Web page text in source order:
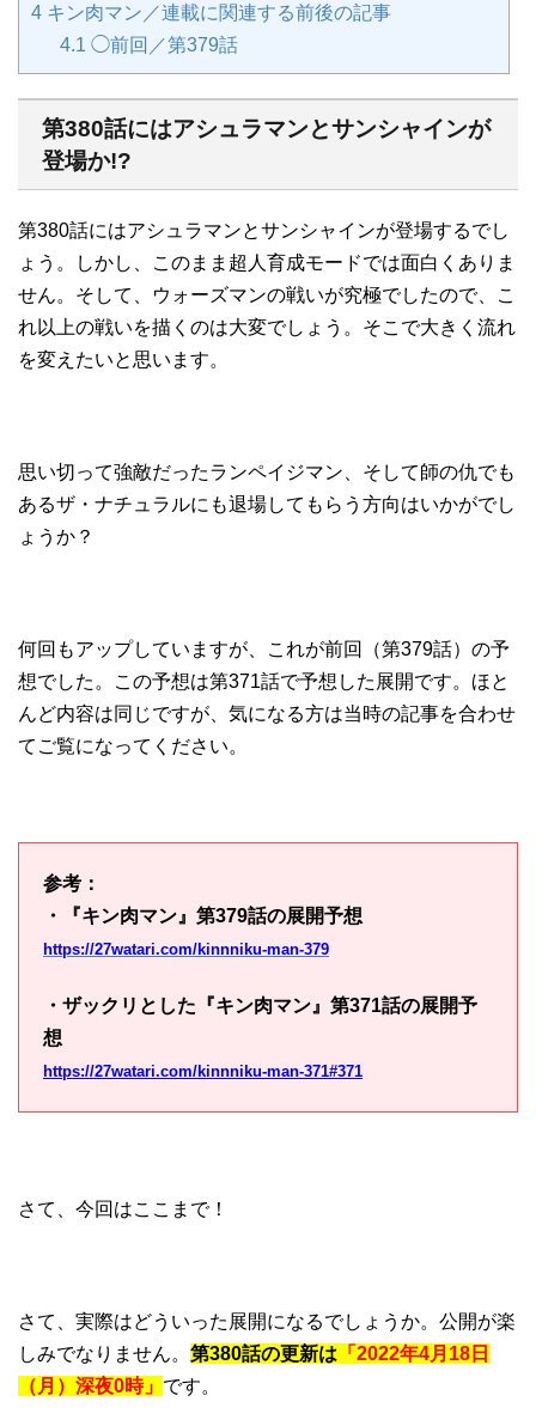
4 キン肉マン／連載に関連する前後の記事
4.1 ◯前回／第379話
第380話にはアシュラマンとサンシャインが
登場か!?
第380話にはアシュラマンとサンシャインが登場するでし
ょう。しかし、このまま超人育成モードでは面白くありま
せん。そして、ウォーズマンの戦いが究極でしたので、こ
れ以上の戦いを描くのは大変でしょう。そこで大きく流れ
を変えたいと思います。
思い切って強敵だったランペイジマン、そして師の仇でも
あるザ・ナチュラルにも退場してもらう方向はいかがでし
ょうか？
何回もアップしていますが、これが前回（第379話）の予
想でした。この予想は第371話で予想した展開です。ほと
んど内容は同じですが、気になる方は当時の記事を合わせ
てご覧になってください。
参考：
・『キン肉マン』第379話の展開予想
https://27watari.com/kinnniku-man-379
・ザックリとした『キン肉マン』第371話の展開予
想
https://27watari.com/kinnniku-man-371#371
さて、今回はここまで！
さて、実際はどういった展開になるでしょうか。公開が楽
しみでなりません。 第380話の更新は 「2022年4月18日
（月）深夜0時」 です。